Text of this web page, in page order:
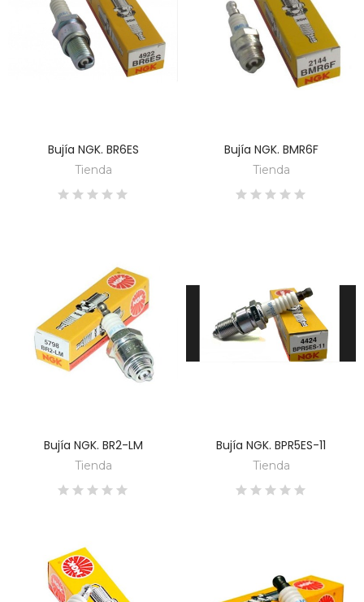
DESCUBRE
Bujía NGK. BR6ES
Tienda
DESCUBRE
Bujía NGK. BMR6F
Tienda
DESCUBRE
Bujía NGK. BR2-LM
Tienda
DESCUBRE
Bujía NGK. BPR5ES-11
Tienda